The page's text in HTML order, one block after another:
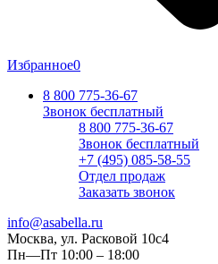
Избранное0
8 800 775-36-67
Звонок бесплатный
8 800 775-36-67
Звонок бесплатный
+7 (495) 085-58-55
Отдел продаж
Заказать звонок
info@asabella.ru
Москва, ул. Расковой 10с4
Пн—Пт 10:00 – 18:00